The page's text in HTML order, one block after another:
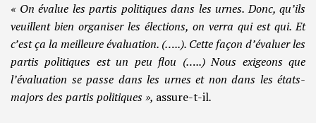
« On évalue les partis politiques dans les urnes. Donc, qu’ils
veuillent bien organiser les élections, on verra qui est qui. Et
c’est ça la meilleure évaluation. (…..). Cette façon d’évaluer les
partis politiques est un peu flou (…..) Nous exigeons que
l’évaluation se passe dans les urnes et non dans les états-
majors des partis politiques », assure-t-il.